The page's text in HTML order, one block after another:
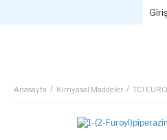
Anasayfa Kimyasal Maddeler TCI